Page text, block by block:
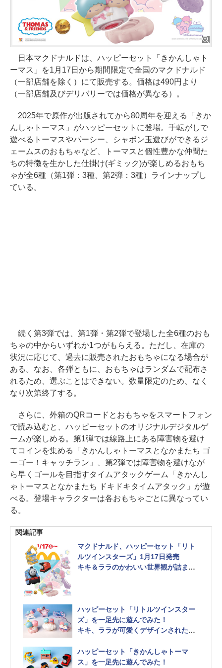
日本マクドナルドは、ハッピーセット「きかんしゃト
ーマス」を1月17日から期間限定で全国のマクドナルド
（一部店舗を除く）にて販売する。価格は490円より
（一部店舗及びデリバリーでは価格が異なる）。
2025年で原作が出版されてから80周年を迎える「きか
んしゃトーマス」がハッピーセットに登場。手転がしで
遊べるトーマスやパーシー、シャボン玉遊びができるジ
ェームスのおもちゃなど、トーマスと個性豊かな仲間た
ちの特徴を生かした仕掛け(ギミック)が楽しめるおもち
ゃが全6種（第1弾：3種、第2弾：3種）ラインナップし
ている。
続く第3弾では、第1弾・第2弾で登場した全6種のおも
ちゃの中からいずれか1つがもらえる。ただし、在庫の
状況に応じて、過去に販売されたおもちゃになる場合が
ある。なお、各弾ともに、おもちゃはランダムで配布さ
れるため、選ぶことはできない。数量限定のため、なく
なり次第終了する。
さらに、外箱のQRコードとおもちゃをスマートフォン
で読み込むと、ハッピーセットのオリジナルデジタルゲ
ームが楽しめる。第1弾では線路上にある障害物を避け
てコインを集める「きかんしゃトーマスとなかまたち ゴ
ーゴー！キャッチラン」、第2弾では障害物を避けなが
ら早くゴールを目指すタイムアタックゲーム「きかんし
ゃトーマスとなかまたち ドキドキタイムアタック」が遊
べる。登場キャラクターは各おもちゃごとに異なってい
る。
関連記事
マクドナルド、ハッピーセット「リト
ルツインスターズ」1月17日発売
キキ＆ララのかわいい世界観が詰まっ
ハッピーセット「リトルツインスター
ズ」を一足先に遊んでみた！
キキ、ララが可愛くデザインされたお
ハッピーセット「きかんしゃトーマ
ス」を一足先に遊んでみた！